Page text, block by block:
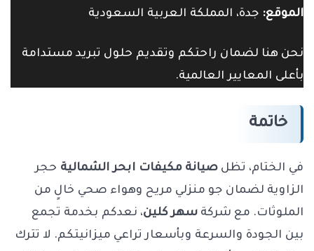
الموقع: جدة، المملكة العربية السعودية
نحن هنا لضمان راحتكم وتقديم حلول تبريد مستدامة
بأعلى المعايير العالمية.
خاتمة
في الختام، تظل صيانة مكيفات ابحر الشمالية حجر
الزاوية لضمان جو منزلي مريح وهواء صحي خالٍ من
الملوثات. مع شركة سهر كلين، نعدكم بخدمة تجمع
بين الجودة والسرعة وبأسعار تراعي ميزانيتكم. لا تترك